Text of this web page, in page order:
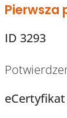
Pierwsza
ID 3293